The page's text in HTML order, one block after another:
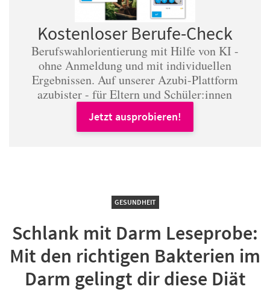
Kostenloser Berufe-Check
Berufswahlorientierung mit Hilfe von KI -
ohne Anmeldung und mit individuellen
Ergebnissen. Auf unserer Azubi-Plattform
azubister - für Eltern und Schüler:innen
Jetzt ausprobieren!
GESUNDHEIT
Schlank mit Darm Leseprobe:
Mit den richtigen Bakterien im
Darm gelingt dir diese Diät